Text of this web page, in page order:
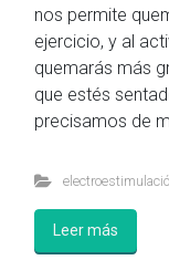
nos permite
ejercicio, y al
quemarás más
que estés
precisamos de
Leer más